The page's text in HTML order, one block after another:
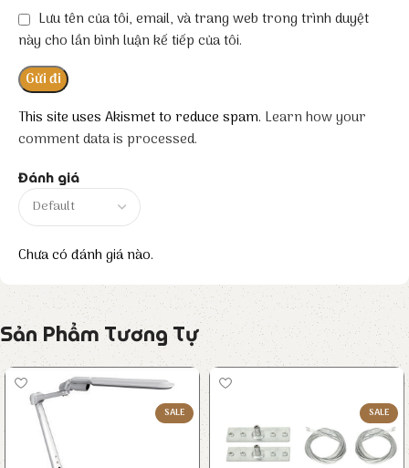
Đánh giá
Chưa có đánh giá nào.
Lưu tên của tôi, email, và trang web trong trình duyệt
này cho lần bình luận kế tiếp của tôi.
This site uses Akismet to reduce spam. Learn how your
comment data is processed.
Sản Phẩm Tương Tự
SALE SALE